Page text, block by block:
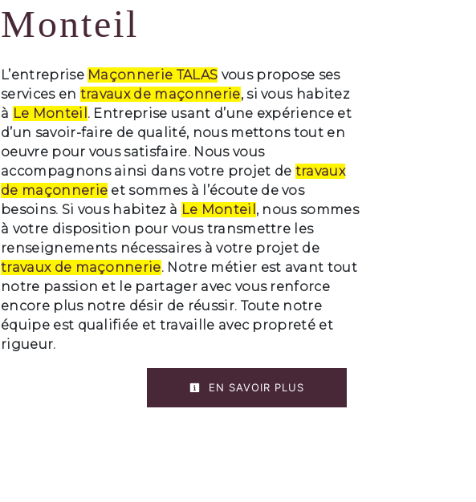
Monteil
L’entreprise Maçonnerie TALAS vous propose ses
services en travaux de maçonnerie, si vous habitez
à Le Monteil . Entreprise usant d’une expérience et
d’un savoir-faire de qualité, nous mettons tout en
oeuvre pour vous satisfaire. Nous vous
accompagnons ainsi dans votre projet de travaux
de maçonnerie et sommes à l’écoute de vos
besoins. Si vous habitez à Le Monteil , nous sommes
à votre disposition pour vous transmettre les
renseignements nécessaires à votre projet de
travaux de maçonnerie. Notre métier est avant tout
notre passion et le partager avec vous renforce
encore plus notre désir de réussir. Toute notre
équipe est qualifiée et travaille avec propreté et
rigueur.
EN SAVOIR PLUS